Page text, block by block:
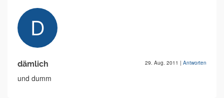
dämlich 29. Aug. 2011 | Antworten
und dumm